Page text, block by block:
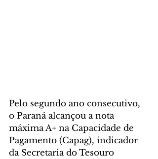
Pelo segundo ano consecutivo,
o Paraná alcançou a nota
máxima A+ na Capacidade de
Pagamento (Capag), indicador
da Secretaria do Tesouro